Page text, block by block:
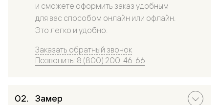
и сможете оформить заказ удобным
для вас способом онлайн или офлайн.
Это легко и удобно.
Заказать обратный звонок
Позвонить: 8 (800) 200-46-66
Замер